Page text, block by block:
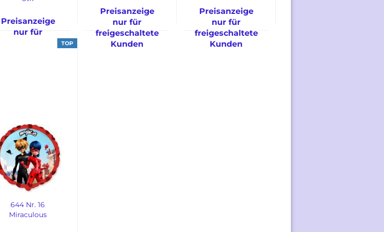
Preisanzeige
nur für
Preisanzeige
nur für
freigeschaltete
Kunden
Preisanzeige
nur für
freigeschaltete
Kunden
TOP
644 Nr. 16
Miraculous